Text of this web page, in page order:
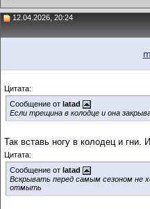
12.04.2026, 20:24
Цитата:
Сообщение от latad
Если трещина в колодце и она
Так вставь ногу в колодец и гни.
Цитата:
Сообщение от latad
Вскрывать перед самым сезоном не
отмыть